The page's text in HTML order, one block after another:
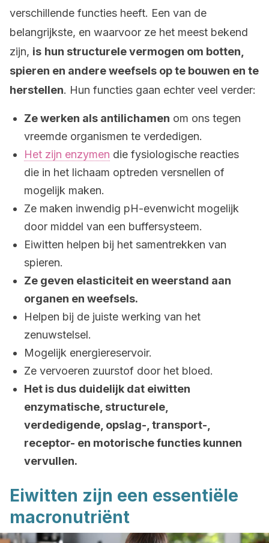
verschillende functies heeft. Een van de
belangrijkste, en waarvoor ze het meest bekend
zijn, is hun structurele vermogen om botten,
spieren en andere weefsels op te bouwen en te
herstellen. Hun functies gaan echter veel verder:
Ze werken als antilichamen om ons tegen
vreemde organismen te verdedigen.
Het zijn enzymen die fysiologische reacties
die in het lichaam optreden versnellen of
mogelijk maken.
Ze maken inwendig pH-evenwicht mogelijk
door middel van een buffersysteem.
Eiwitten helpen bij het samentrekken van
spieren.
Ze geven elasticiteit en weerstand aan
organen en weefsels.
Helpen bij de juiste werking van het
zenuwstelsel.
Mogelijk energiereservoir.
Ze vervoeren zuurstof door het bloed.
Het is dus duidelijk dat eiwitten
enzymatische, structurele,
verdedigende, opslag-, transport-,
receptor- en motorische functies kunnen
vervullen.
Eiwitten zijn een essentiële
macronutriënt